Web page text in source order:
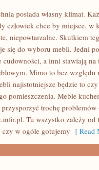
posiada własny klimat.
człowiek chce by miejsce, w
niepowtarzalne. Skutkiem
się do wyboru mebli. Jedni
cudowności, a inni stawiają
Mimo to bez względu
najistotniejsze będzie to
pomieszczenia. Meble
przysporzyć trochę
Tu wszystko zależy
czy w ogóle gotujemy [ Read